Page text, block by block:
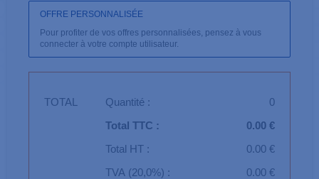
OFFRE PERSONNALISÉE
Pour profiter de vos offres personnalisées, pensez à vous
connecter à votre compte utilisateur.
TOTAL Quantité :
0
Total TTC :
0.00 €
Total HT :
0.00 €
TVA (20,0%) :
0.00 €